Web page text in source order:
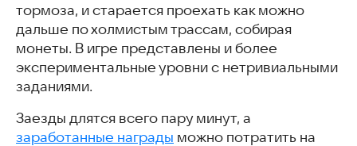
тормоза, и старается проехать как можно
дальше по холмистым трассам, собирая
монеты. В игре представлены и более
экспериментальные уровни с нетривиальными
заданиями.
Заезды длятся всего пару минут, а
заработанные награды можно потратить на